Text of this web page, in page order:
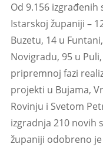
Od 9.156
Istarskoj županiji –
Buzetu, 14 u
Novigradu, 95 u
pripremnoj fazi
projekti u Bujama,
Rovinju i Svetom
izgradnja 210 novih
županiji odobreno